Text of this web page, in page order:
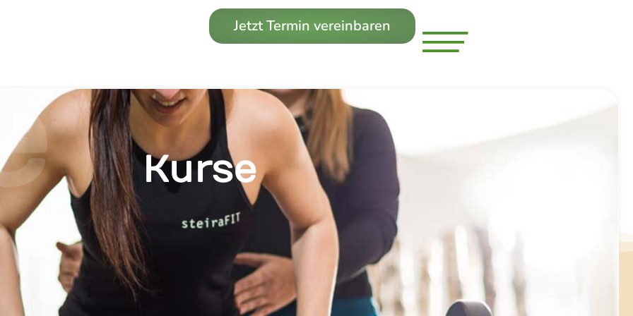
Jetzt Termin vereinbaren
Kurse